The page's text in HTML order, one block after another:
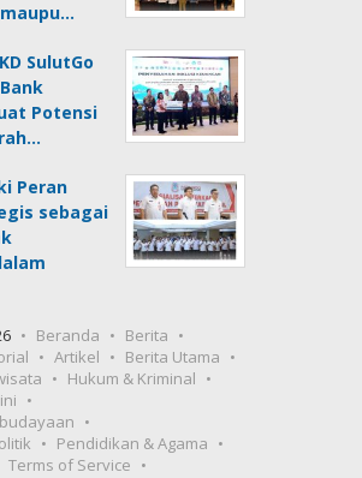
SulutGo
Potensi
Peran
sebagai
Beranda
Berita
Artikel
Berita Utama
Hukum & Kriminal
Pendidikan & Agama
Terms of Service